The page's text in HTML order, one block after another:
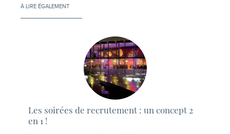
À LIRE ÉGALEMENT
Les soirées de recrutement : un concept 2
en 1 !